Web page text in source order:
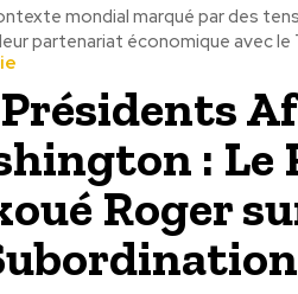
mondial marqué par des
partenariat économique avec le
: Le
Roger